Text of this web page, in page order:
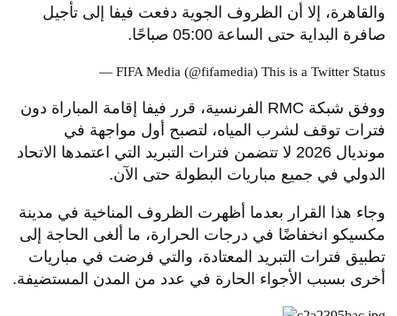
والقاهرة، إلا أن الظروف الجوية دفعت فيفا إلى تأجيل
صافرة البداية حتى الساعة 05:00 صباحًا.
— FIFA Media (@fifamedia) This is a Twitter Status
ووفق شبكة RMC الفرنسية، قرر فيفا إقامة المباراة دون
فترات توقف لشرب المياه، لتصبح أول مواجهة في
مونديال 2026 لا تتضمن فترات التبريد التي اعتمدها الاتحاد
الدولي في جميع مباريات البطولة حتى الآن.
وجاء هذا القرار بعدما أظهرت الظروف المناخية في مدينة
مكسيكو انخفاضًا في درجات الحرارة، ما ألغى الحاجة إلى
تطبيق فترات التبريد المعتادة، والتي فرضت في مباريات
أخرى بسبب الأجواء الحارة في عدد من المدن المستضيفة.